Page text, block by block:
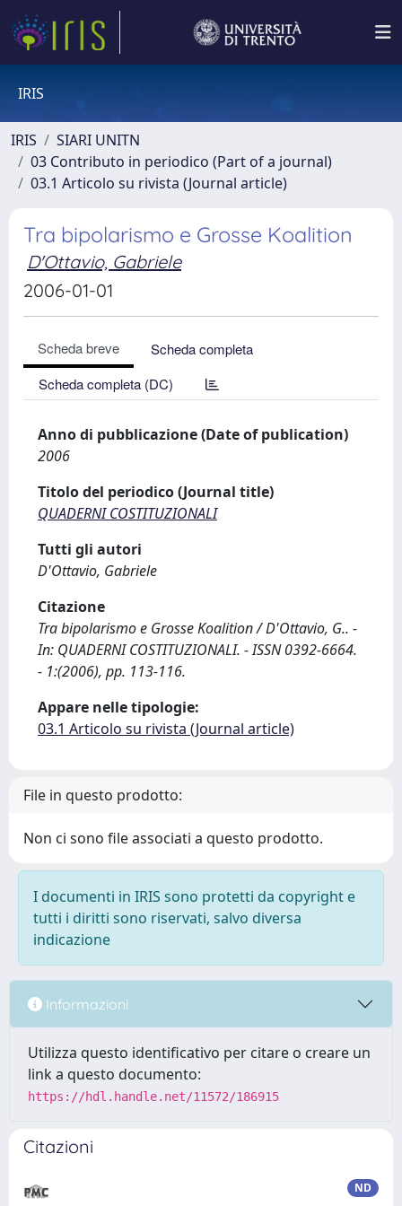
IRIS
IRIS
SIARI UNITN
03 Contributo in periodico (Part of a journal)
03.1 Articolo su rivista (Journal article)
Tra bipolarismo e Grosse Koalition
D'Ottavio, Gabriele
2006-01-01
Scheda breve
Scheda completa
Scheda completa (DC)
Anno di pubblicazione (Date of publication)
2006
Titolo del periodico (Journal title)
QUADERNI COSTITUZIONALI
Tutti gli autori
D'Ottavio, Gabriele
Citazione
Tra bipolarismo e Grosse Koalition / D'Ottavio, G.. -
In: QUADERNI COSTITUZIONALI. - ISSN 0392-6664.
- 1:(2006), pp. 113-116.
Appare nelle tipologie:
03.1 Articolo su rivista (Journal article)
File in questo prodotto:
Non ci sono file associati a questo prodotto.
I documenti in IRIS sono protetti da copyright e
tutti i diritti sono riservati, salvo diversa
indicazione
Informazioni
Utilizza questo identificativo per citare o creare un
link a questo documento:
https://hdl.handle.net/11572/186915
Citazioni
ND